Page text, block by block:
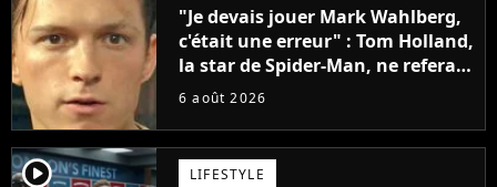
"Je devais jouer Mark Wahlberg,
c'était une erreur" : Tom Holland,
la star de Spider-Man, ne referait
pas ce blockbuster
6 août 2026
player2 LIFESTYLE